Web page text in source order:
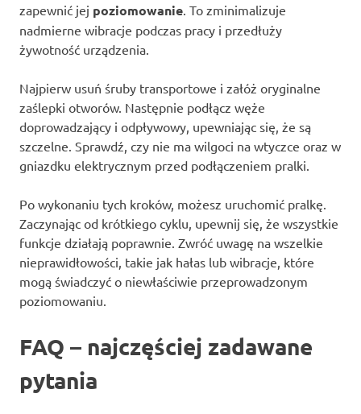
zapewnić jej poziomowanie . To zminimalizuje
nadmierne wibracje podczas pracy i przedłuży
żywotność urządzenia.
Najpierw usuń śruby transportowe i załóż oryginalne
zaślepki otworów. Następnie podłącz węże
doprowadzający i odpływowy, upewniając się, że są
szczelne. Sprawdź, czy nie ma wilgoci na wtyczce oraz w
gniazdku elektrycznym przed podłączeniem pralki.
Po wykonaniu tych kroków, możesz uruchomić pralkę.
Zaczynając od krótkiego cyklu, upewnij się, że wszystkie
funkcje działają poprawnie. Zwróć uwagę na wszelkie
nieprawidłowości, takie jak hałas lub wibracje, które
mogą świadczyć o niewłaściwie przeprowadzonym
poziomowaniu.
FAQ – najczęściej zadawane
pytania